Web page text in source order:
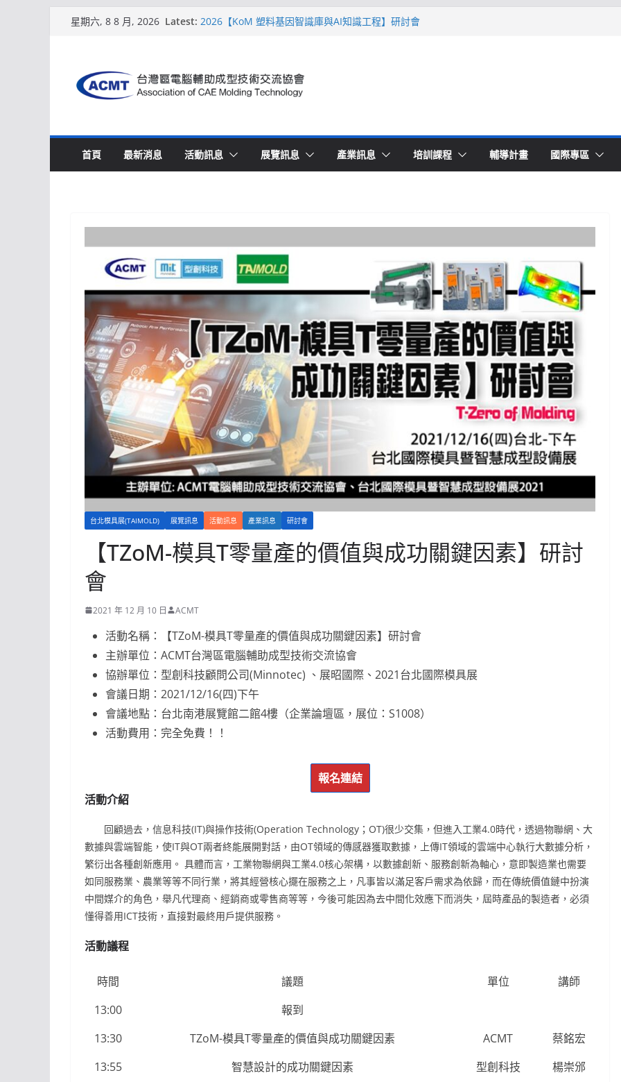
星期六, 8 8 月, 2026 Latest: 2026【KoM 塑料基因智識庫與AI知識工程】研討會
場
ACMT打造「Smart Molding 模塑智造平台」主題館
首頁 最新消息 活動訊息 展覽訊息 產業訊息 培訓課程 輔導計畫 國際專區
台北模具展(TAIMOLD) 展覽訊息 活動訊息 產業訊息 研討會
【TZoM-模具T零量產的價值與成功關鍵因素】研討
會
2021 年 12 月 10 日 ACMT
活動名稱：【TZoM-模具T零量產的價值與成功關鍵因素】研討會
主辦單位：ACMT台灣區電腦輔助成型技術交流協會
協辦單位：型創科技顧問公司(Minnotec) 、展昭國際、2021台北國際模具展
會議日期：2021/12/16(四)下午
會議地點：台北南港展覽館二館4樓（企業論壇區，展位：S1008）
活動費用：完全免費！！
報名連結
活動介紹
回顧過去，信息科技(IT)與操作技術(Operation Technology；OT)很少交集，但進入工業4.0時代，透過物聯網、大
數據與雲端智能，使IT與OT兩者終能展開對話，由OT領域的傳感器獲取數據，上傳IT領域的雲端中心執行大數據分析，
繁衍出各種創新應用。 具體而言，工業物聯網與工業4.0核心架構，以數據創新、服務創新為軸心，意即製造業也需要
如同服務業、農業等等不同行業，將其經營核心擺在服務之上，凡事皆以滿足客戶需求為依歸，而在傳統價值鏈中扮演
中間媒介的角色，舉凡代理商、經銷商或零售商等等，今後可能因為去中間化效應下而消失，屆時產品的製造者，必須
懂得善用ICT技術，直接對最終用戶提供服務。
活動議程
時間 議題 單位
講師
13:00
報到
13:30
TZoM-模具T零量產的價值與成功關鍵因素 ACMT
蔡銘宏
13:55
智慧設計的成功關鍵因素 型創科技
楊崇邠